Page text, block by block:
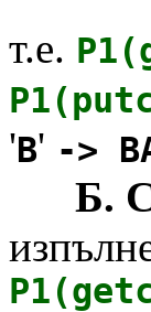
т.е.
'B' ->
Б.